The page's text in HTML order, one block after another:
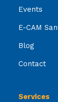
Events
E-CAM
Blog
Contact
Services